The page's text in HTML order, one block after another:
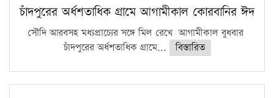
চাঁদপুরের অর্ধশতাধিক গ্রামে আগামীকাল কোরবানির ঈদ
সৌদি আরবসহ মধ্যপ্রাচ্যের সঙ্গে মিল রেখে আগামীকাল বুধবার
চাঁদপুরের অর্ধশতাধিক গ্রামে...
বিস্তারিত